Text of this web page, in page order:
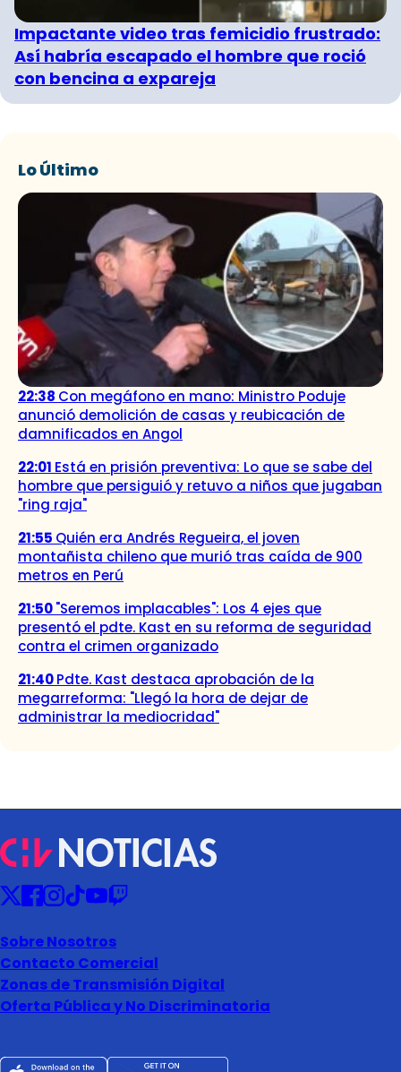
Impactante video tras femicidio frustrado:
Así habría escapado el hombre que roció
con bencina a expareja
Lo Último
22:38 Con megáfono en mano: Ministro Poduje
anunció demolición de casas y reubicación de
damnificados en Angol
22:01 Está en prisión preventiva: Lo que se sabe del
hombre que persiguió y retuvo a niños que jugaban
"ring raja"
21:55 Quién era Andrés Regueira, el joven
montañista chileno que murió tras caída de 900
metros en Perú
21:50"Seremos implacables": Los 4 ejes que
presentó el pdte. Kast en su reforma de seguridad
contra el crimen organizado
21:40Pdte. Kast destaca aprobación de la
megarreforma: "Llegó la hora de dejar de
administrar la mediocridad"
Sobre Nosotros
Contacto Comercial
Zonas de Transmisión Digital
Oferta Pública y No Discriminatoria